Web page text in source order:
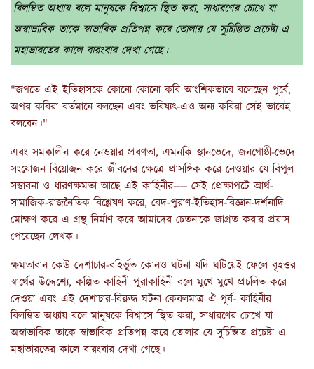
বিলম্বিত অধ্যায় বলে মানুষকে বিশ্বাসে স্থিত করা, সাধারণের চোখে যা
অস্বাভাবিক তাকে স্বাভাবিক প্রতিপন্ন করে তোলার যে সুচিন্তিত প্রচেষ্টা এ
মহাভারতের কালে বারংবার দেখা গেছে।
"জগতে এই ইতিহাসকে কোনো কোনো কবি আংশিকভাবে বলেছেন পূর্বে,
অপর কবিরা বর্তমানে বলছেন এবং ভবিষ্যৎ-এও অন্য কবিরা সেই ভাবেই
বলবেন।"
এবং সমকালীন করে নেওয়ার প্রবণতা, এমনকি স্থানভেদে, জনগোষ্ঠী-ভেদে
সংযোজন বিয়োজন করে জীবনের ক্ষেত্রে প্রাসঙ্গিক করে নেওয়ার যে বিপুল
সম্ভাবনা ও ধারণক্ষমতা আছে এই কাহিনীর---- সেই প্রেক্ষাপটে আর্থ-
সামাজিক-রাজনৈতিক বিশ্লেষণ করে, বেদ-পুরাণ-ইতিহাস-বিজ্ঞান-দর্শনাদি
মোক্ষণ করে এ গ্রন্থ নির্মাণ করে আমাদের চেতনাকে জাগ্রত করার প্রয়াস
পেয়েছেন লেখক।
ক্ষমতাবান কেউ দেশাচার-বহির্ভূত কোনও ঘটনা যদি ঘটিয়েই ফেলে বৃহত্তর
স্বার্থের উদ্দেশ্যে, কল্পিত কাহিনী পুরাকাহিনী বলে মুখে মুখে প্রচলিত করে
দেওয়া এবং এই দেশাচার-বিরুদ্ধ ঘটনা কেবলমাত্র ঐ পূর্ব- কাহিনীর
বিলম্বিত অধ্যায় বলে মানুষকে বিশ্বাসে স্থিত করা, সাধারণের চোখে যা
অস্বাভাবিক তাকে স্বাভাবিক প্রতিপন্ন করে তোলার যে সুচিন্তিত প্রচেষ্টা এ
মহাভারতের কালে বারংবার দেখা গেছে।